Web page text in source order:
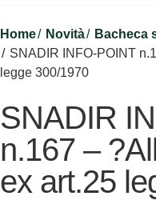
Home Novità
Bacheca
SNADIR INFO-POINT
legge 300/1970
SNADIR
n.167 –
ex art.25